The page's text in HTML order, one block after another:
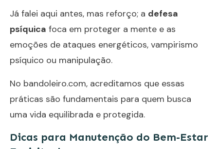
Já falei aqui antes, mas reforço; a defesa
psíquica foca em proteger a mente e as
emoções de ataques energéticos, vampirismo
psíquico ou manipulação.
No bandoleiro.com, acreditamos que essas
práticas são fundamentais para quem busca
uma vida equilibrada e protegida.
Dicas para Manutenção do Bem-Estar